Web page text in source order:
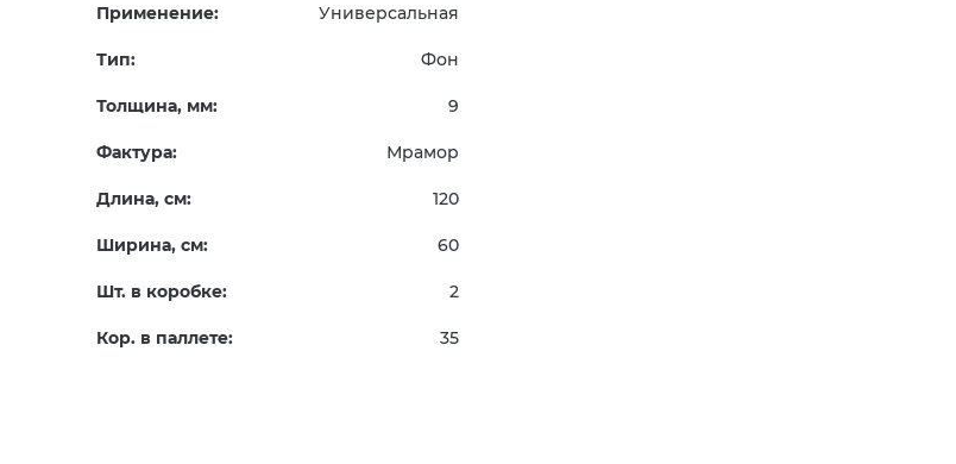
Применение: Универсальная
Тип: Фон
Толщина, мм: 9
Фактура: Мрамор
Длина, см: 120
Ширина, см: 60
Шт. в коробке: 2
Кор. в паллете: 35